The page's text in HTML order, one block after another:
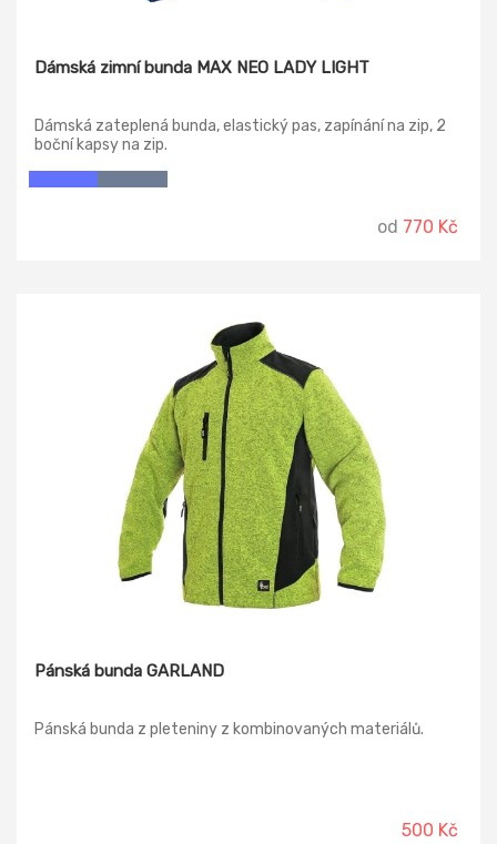
Dámská zimní bunda MAX NEO LADY LIGHT
Dámská zateplená bunda, elastický pas, zapínání na zip, 2
boční kapsy na zip.
od 770 Kč
Pánská bunda GARLAND
Pánská bunda z pleteniny z kombinovaných materiálů.
500 Kč